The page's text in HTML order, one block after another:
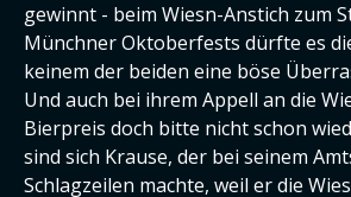
gewinnt - beim Wiesn-Anstich zum
Münchner Oktoberfests dürfte es
keinem der beiden eine böse
Und auch bei ihrem Appell an die
Bierpreis doch bitte nicht schon
sind sich Krause, der bei seinem
Schlagzeilen machte, weil er die